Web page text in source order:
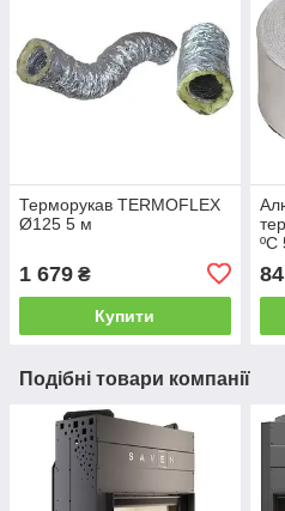
Терморукав TERMOFLEX
Ø125 5 м
1 679 ₴
Купити
Подібні товари компанії